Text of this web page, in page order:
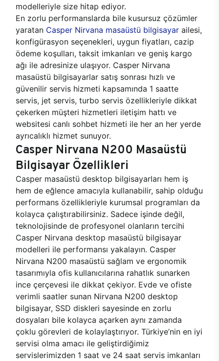
modelleriyle size hitap ediyor.
En zorlu performanslarda bile kusursuz çözümler
yaratan Casper Nirvana masaüstü bilgisayar ailesi,
konfigürasyon seçenekleri, uygun fiyatları, cazip
ödeme koşulları, taksit imkanları ve geniş kargo
ağı ile adresinize ulaşıyor. Casper Nirvana
masaüstü bilgisayarlar satış sonrası hızlı ve
güvenilir servis hizmeti kapsamında 1 saatte
servis, jet servis, turbo servis özellikleriyle dikkat
çekerken müşteri hizmetleri iletişim hattı ve
websitesi canlı sohbet hizmeti ile her an her yerde
ayrıcalıklı hizmet sunuyor.
Casper Nirvana N200 Masaüstü
Bilgisayar Özellikleri
Casper masaüstü desktop bilgisayarları hem iş
hem de eğlence amacıyla kullanabilir, sahip olduğu
performans özellikleriyle kurumsal programları da
kolayca çalıştırabilirsiniz. Sadece işinde değil,
teknolojisinde de profesyonel olanların tercihi
Casper Nirvana desktop masaüstü bilgisayar
modelleri ile performansı yakalayın. Casper
Nirvana N200 masaüstü sağlam ve ergonomik
tasarımıyla ofis kullanıcılarına rahatlık sunarken
ince çerçevesi ile dikkat çekiyor. Evde ve ofiste
verimli saatler sunan Nirvana N200 desktop
bilgisayar, SSD diskleri sayesinde en zorlu
dosyaları bile kolayca açarken aynı zamanda
çoklu görevleri de kolaylaştırıyor. Türkiye’nin en iyi
servisi olma amacı ile geliştirdiğimiz
servislerimizden 1 saat ve 24 saat servis imkanları